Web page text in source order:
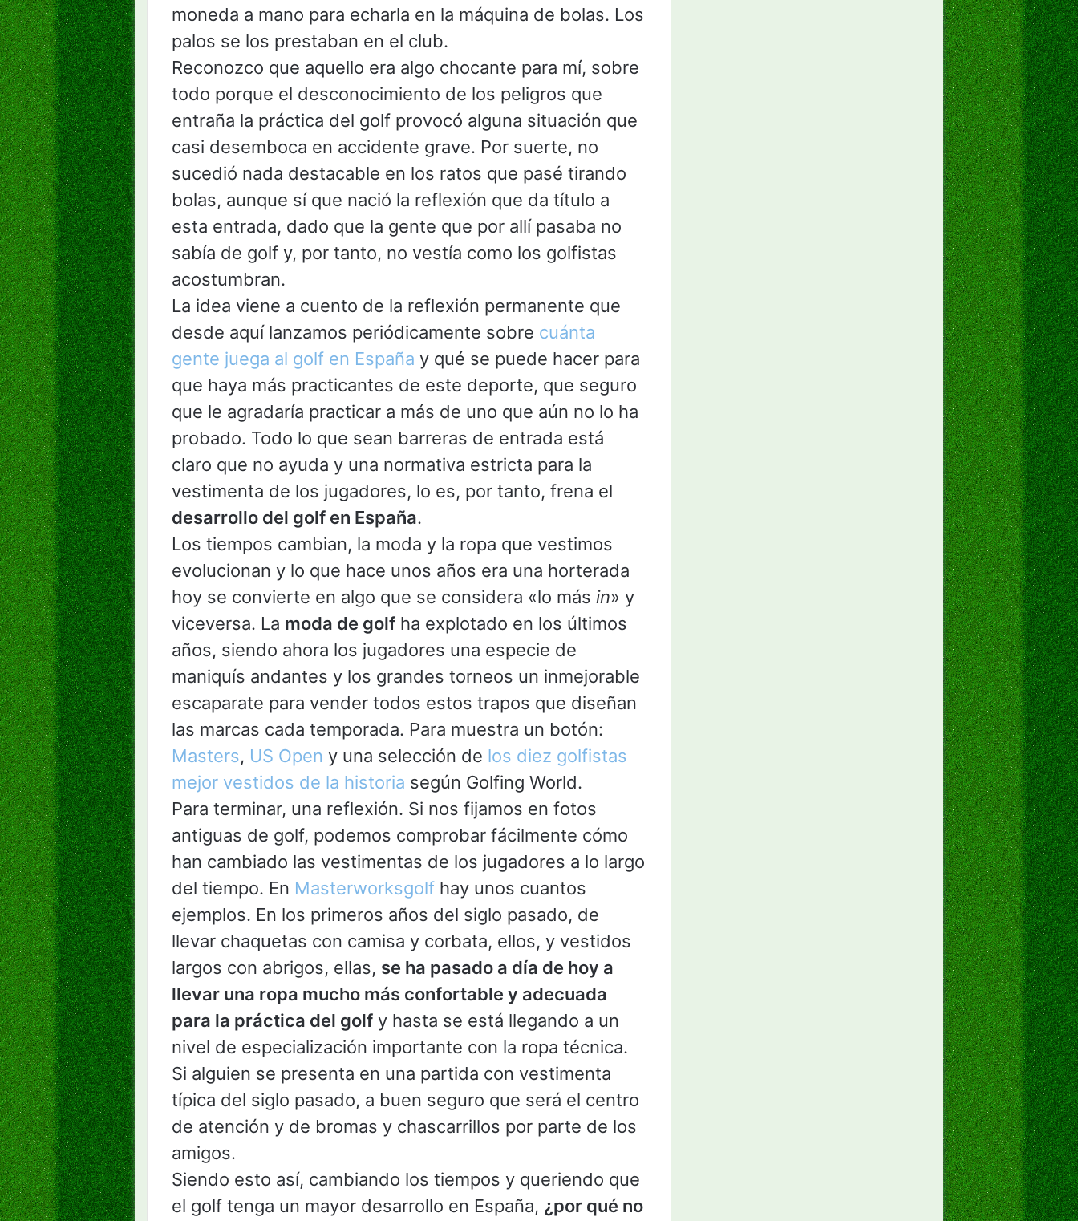
moneda a mano para echarla en la máquina de bolas. Los
palos se los prestaban en el club.
Reconozco que aquello era algo chocante para mí, sobre
todo porque el desconocimiento de los peligros que
entraña la práctica del golf provocó alguna situación que
casi desemboca en accidente grave. Por suerte, no
sucedió nada destacable en los ratos que pasé tirando
bolas, aunque sí que nació la reflexión que da título a
esta entrada, dado que la gente que por allí pasaba no
sabía de golf y, por tanto, no vestía como los golfistas
acostumbran.
La idea viene a cuento de la reflexión permanente que
desde aquí lanzamos periódicamente sobre cuánta
gente juega al golf en España y qué se puede hacer para
que haya más practicantes de este deporte, que seguro
que le agradaría practicar a más de uno que aún no lo ha
probado. Todo lo que sean barreras de entrada está
claro que no ayuda y una normativa estricta para la
vestimenta de los jugadores, lo es, por tanto, frena el
desarrollo del golf en España.
Los tiempos cambian, la moda y la ropa que vestimos
evolucionan y lo que hace unos años era una horterada
hoy se convierte en algo que se considera «lo más in» y
viceversa. La moda de golf ha explotado en los últimos
años, siendo ahora los jugadores una especie de
maniquís andantes y los grandes torneos un inmejorable
escaparate para vender todos estos trapos que diseñan
las marcas cada temporada. Para muestra un botón:
Masters, US Open y una selección de los diez golfistas
mejor vestidos de la historia según Golfing World.
Para terminar, una reflexión. Si nos fijamos en fotos
antiguas de golf, podemos comprobar fácilmente cómo
han cambiado las vestimentas de los jugadores a lo largo
del tiempo. En Masterworksgolf hay unos cuantos
ejemplos. En los primeros años del siglo pasado, de
llevar chaquetas con camisa y corbata, ellos, y vestidos
largos con abrigos, ellas, se ha pasado a día de hoy a
llevar una ropa mucho más confortable y adecuada
para la práctica del golf y hasta se está llegando a un
nivel de especialización importante con la ropa técnica.
Si alguien se presenta en una partida con vestimenta
típica del siglo pasado, a buen seguro que será el centro
de atención y de bromas y chascarrillos por parte de los
amigos.
Siendo esto así, cambiando los tiempos y queriendo que
el golf tenga un mayor desarrollo en España, ¿por qué no